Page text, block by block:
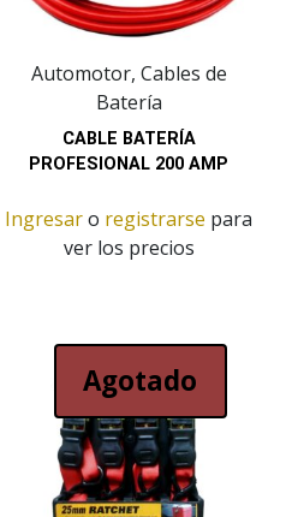
Automotor, Cables de
Batería
CABLE BATERÍA
PROFESIONAL 200 AMP
Ingresaro registrarse para
ver los precios
Agotado